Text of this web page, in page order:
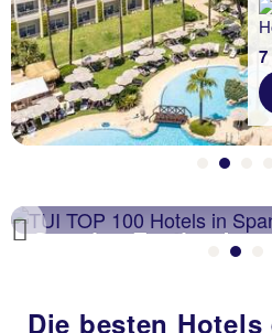
7
Previous
Spanien Festland
Die besten